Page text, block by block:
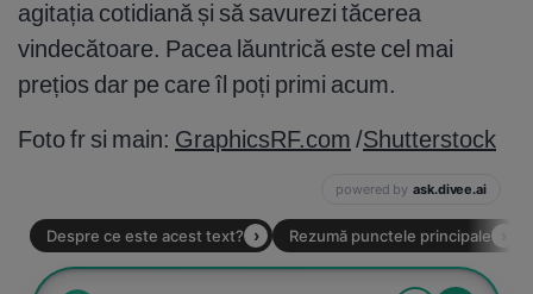
agitația cotidiană și să savurezi tăcerea
vindecătoare. Pacea lăuntrică este cel mai
prețios dar pe care îl poți primi acum.
Foto fr si main: GraphicsRF.com /Shutterstock